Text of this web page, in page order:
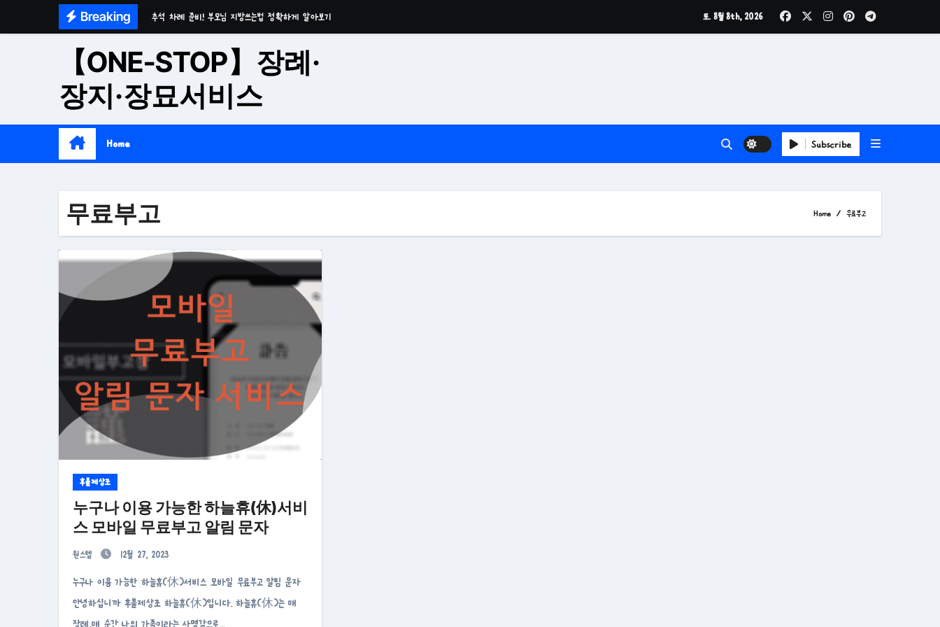
Breaking 추석 차례 준비! 부모님 지방쓰는법 정확하게 알아보기
시간이 흘러도 변함없는 가치 성주 추모공원
치유와 위로의 공간 기독교전용 김천 납골당
재단법인 효심추모공원(현 삼랑진추모공원)
토. 8월 8th, 2026
【ONE-STOP】장례·
장지·장묘서비스
Home Subscribe
무료부고 Home 무료부고
후불제상조
누구나 이용 가능한 하늘휴(休)서비
스 모바일 무료부고 알림 문자
원스텝 12월 27, 2023
누구나 이용 가능한 하늘휴(休)서비스 모바일 무료부고 알림 문자
안녕하십니까 후불제상조 하늘휴(休)입니다. 하늘휴(休)는 매
장례,매 순간 나의 가족이라는 사명감으로…